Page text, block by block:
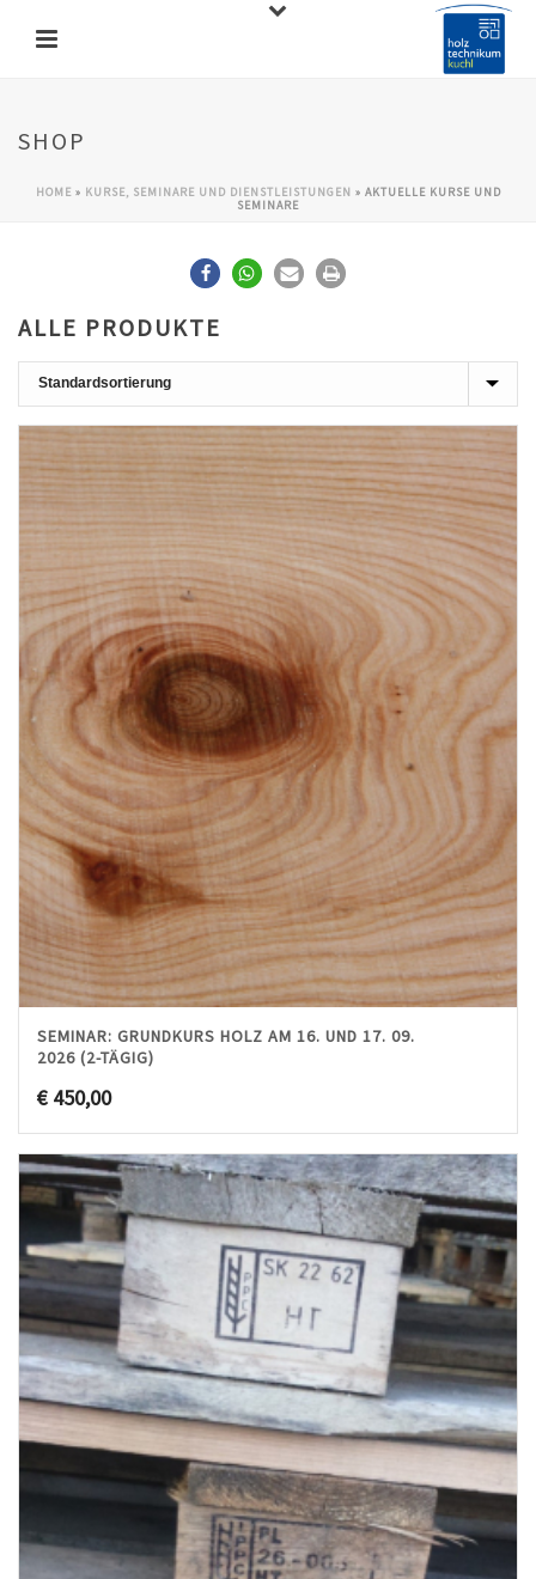
SHOP
HOME» KURSE, SEMINARE UND DIENSTLEISTUNGEN » AKTUELLE KURSE UND
SEMINARE
ALLE PRODUKTE
SEMINAR: GRUNDKURS HOLZ AM 16. UND 17. 09.
2026 (2-TÄGIG)
€ 450,00